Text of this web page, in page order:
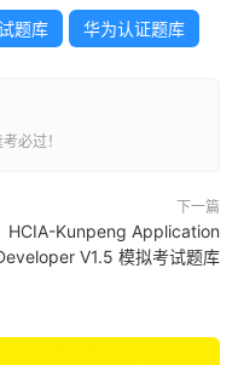
题库 华为认证题库
必过！
下一篇
HCIA-Kunpeng Application
V1.5 模拟考试题库